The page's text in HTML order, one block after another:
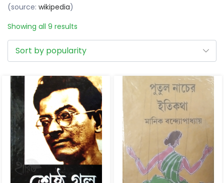
(source: wikipedia)
Showing all 9 results